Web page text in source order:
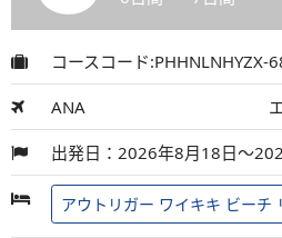
コースコード:PHHNLNHYZX-
ANA
出発日：2026年8月18日～
アウトリガー ワイキキ ビーチ